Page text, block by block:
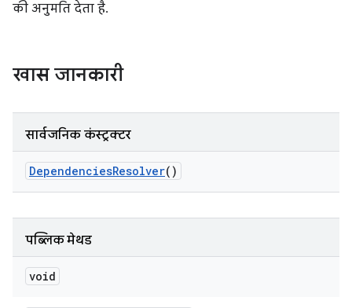
की अनुमति देता है.
खास जानकारी
सार्वजनिक कंस्ट्रक्टर
DependenciesResolver()
पब्लिक मेथड
void